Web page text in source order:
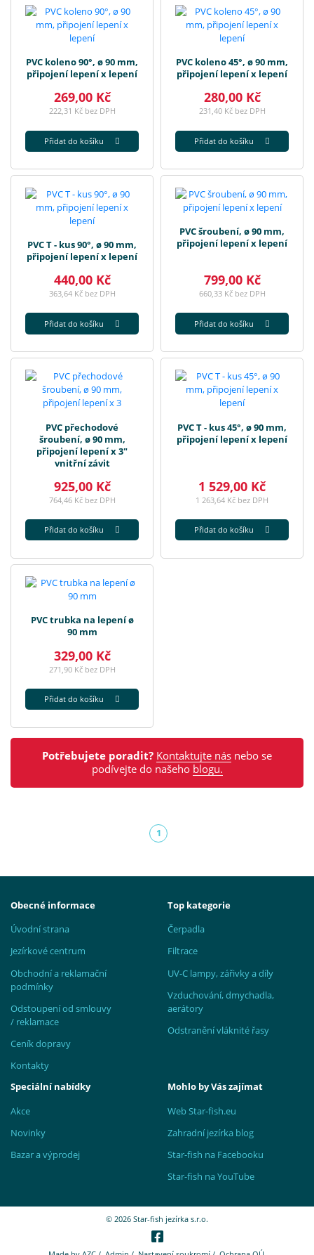
PVC koleno 90°, ø 90 mm,
připojení lepení x lepení
269,00 Kč
222,31 Kč bez DPH
Přidat do košíku
PVC koleno 45°, ø 90 mm,
připojení lepení x lepení
280,00 Kč
231,40 Kč bez DPH
Přidat do košíku
PVC T - kus 90°, ø 90 mm,
připojení lepení x lepení
440,00 Kč
363,64 Kč bez DPH
Přidat do košíku
PVC šroubení, ø 90 mm,
připojení lepení x lepení
799,00 Kč
660,33 Kč bez DPH
Přidat do košíku
PVC přechodové
šroubení, ø 90 mm,
připojení lepení x 3"
vnitřní závit
925,00 Kč
764,46 Kč bez DPH
Přidat do košíku
PVC T - kus 45°, ø 90 mm,
připojení lepení x lepení
1 529,00 Kč
1 263,64 Kč bez DPH
Přidat do košíku
PVC trubka na lepení ø
90 mm
329,00 Kč
271,90 Kč bez DPH
Přidat do košíku
Potřebujete poradit? Kontaktujte nás nebo se
podívejte do našeho blogu.
1(aktuální)
Obecné informace
Úvodní strana
Jezírkové centrum
Obchodní a reklamační
podmínky
Odstoupení od smlouvy
/ reklamace
Ceník dopravy
Kontakty
Top kategorie
Čerpadla
Filtrace
UV-C lampy, zářivky a díly
Vzduchování, dmychadla,
aerátory
Odstranění vláknité řasy
Speciální nabídky
Akce
Novinky
Bazar a výprodej
Mohlo by Vás zajímat
Web Star-fish.eu
Zahradní jezírka blog
Star-fish na Facebooku
Star-fish na YouTube
© 2026 Star-fish jezírka s.r.o.